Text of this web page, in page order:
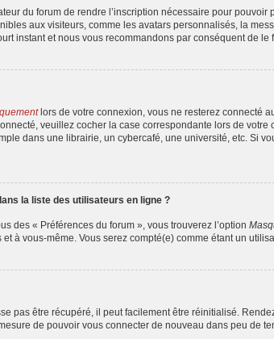
du forum de rendre l’inscription nécessaire pour
aux visiteurs, comme les avatars personnalisés, la
instant et nous vous recommandons par conséquent de le
lors de votre connexion, vous ne resterez connecté
veuillez cocher la case correspondante lors de
dans une librairie, un cybercafé, une université, etc. Si
la liste des utilisateurs en ligne ?
des « Préférences du forum », vous trouverez l’option
à vous-même. Vous serez compté(e) comme étant un
pas être récupéré, il peut facilement être réinitialisé.
de pouvoir vous connecter de nouveau dans peu de